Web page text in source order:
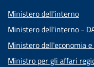
Ministero dell'interno
Ministero dell'interno -
Ministero dell'economia
Ministro per gli affari